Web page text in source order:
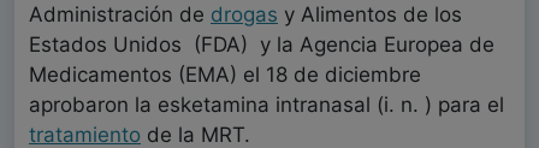
Administración de drogas y Alimentos de los
Estados Unidos (FDA) y la Agencia Europea de
Medicamentos (EMA) el 18 de diciembre
aprobaron la esketamina intranasal (i. n. ) para el
tratamiento de la MRT.